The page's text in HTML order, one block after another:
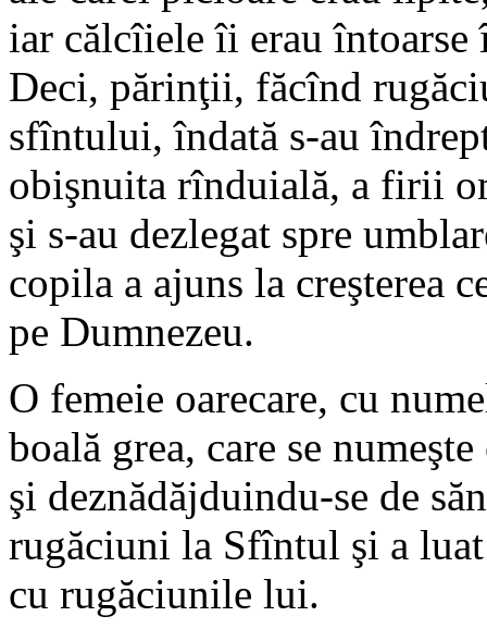
iar călcîiele îi erau
Deci, părinţii, făcînd
sfîntului, îndată s-au
obişnuita rînduială, a firii
şi s-au dezlegat spre
copila a ajuns la creşterea
pe Dumnezeu.
O femeie oarecare, cu
boală grea, care se
şi deznădăjduindu-se de
rugăciuni la Sfîntul şi a
cu rugăciunile lui.